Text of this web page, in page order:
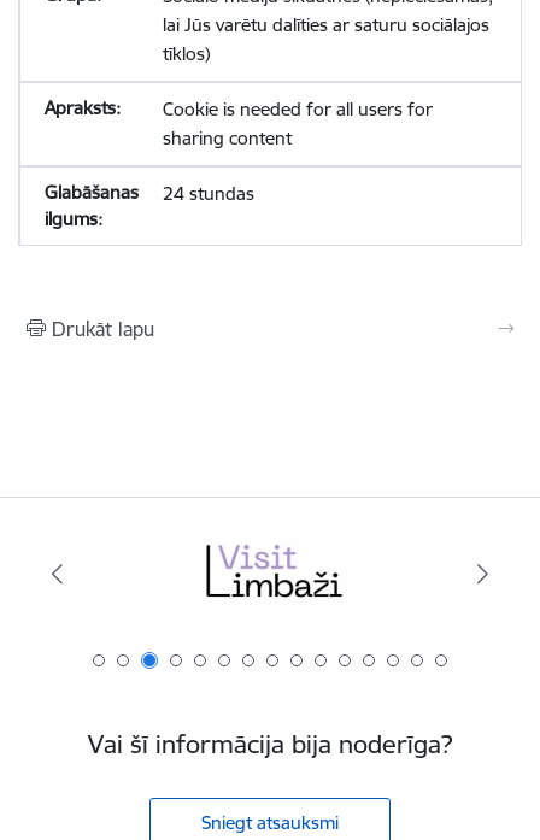
lai Jūs varētu dalīties ar saturu sociālajos
tīklos)
Cookie is needed for all users for
sharing content
24 stundas
Drukāt lapu
Vai šī informācija bija noderīga?
Sniegt atsauksmi